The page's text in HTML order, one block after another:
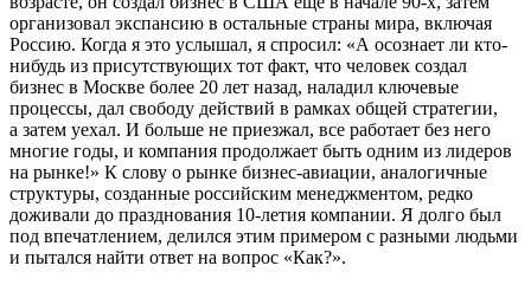
организовал экспансию в остальные страны мира, включая
Россию. Когда я это услышал, я спросил: «А осознает ли кто-
нибудь из присутствующих тот факт, что человек создал
бизнес в Москве более 20 лет назад, наладил ключевые
процессы, дал свободу действий в рамках общей стратегии,
а затем уехал. И больше не приезжал, все работает без него
многие годы, и компания продолжает быть одним из лидеров
на рынке!» К слову о рынке бизнес-авиации, аналогичные
структуры, созданные российским менеджментом, редко
доживали до празднования 10-летия компании. Я долго был
под впечатлением, делился этим примером с разными людьми
и пытался найти ответ на вопрос «Как?».